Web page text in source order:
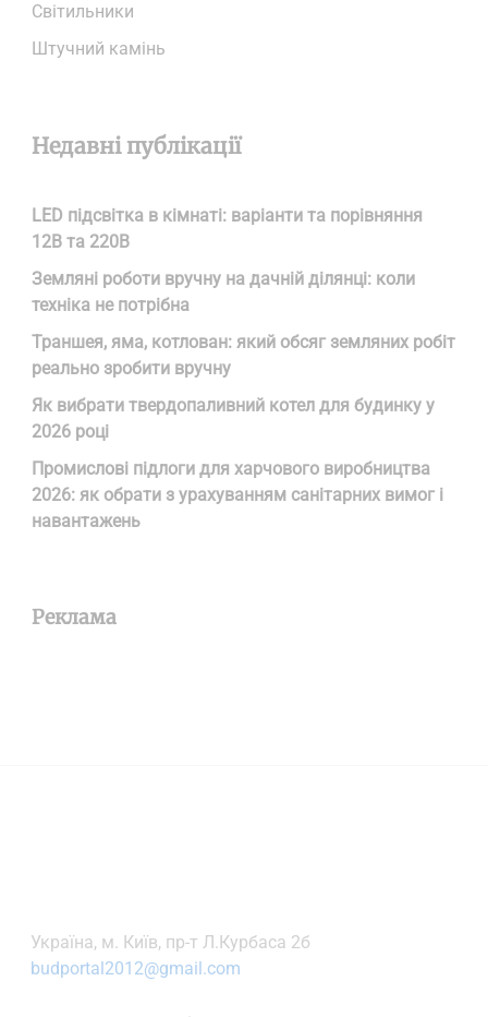
Світильники
Штучний камінь
Недавні публікації
LED підсвітка в кімнаті: варіанти та порівняння
12В та 220В
Земляні роботи вручну на дачній ділянці: коли
техніка не потрібна
Траншея, яма, котлован: який обсяг земляних робіт
реально зробити вручну
Як вибрати твердопаливний котел для будинку у
2026 році
Промислові підлоги для харчового виробництва
2026: як обрати з урахуванням санітарних вимог і
навантажень
Реклама
Українa, м. Київ, пр-т Л.Курбаса 2б
budportal2012@gmail.com